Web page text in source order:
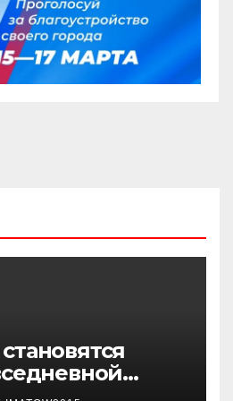
жителям